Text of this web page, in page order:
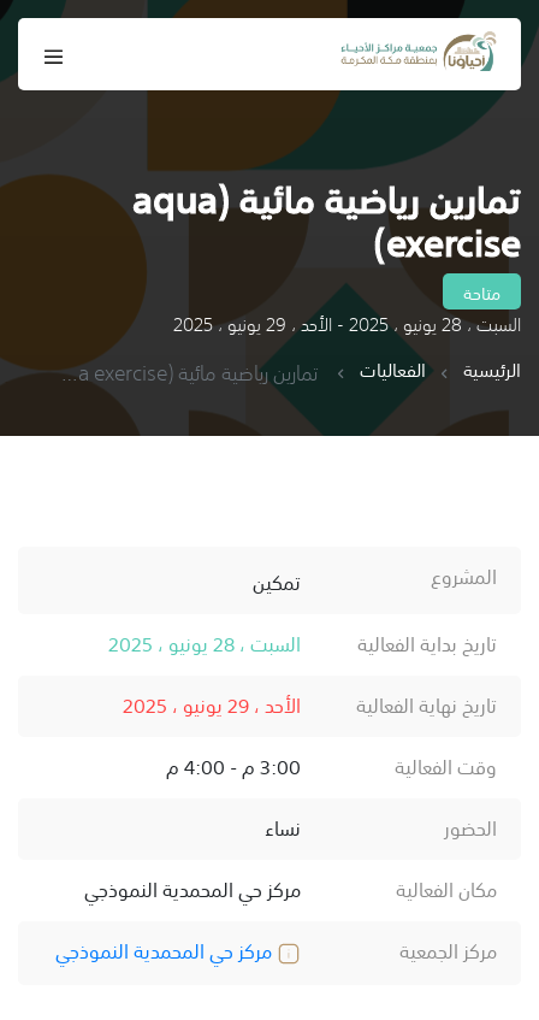
تمارين رياضية مائية (aqua
exercise)
متاحة
السبت ، 28 يونيو ، 2025 - الأحد ، 29 يونيو ، 2025
الرئيسية
الفعاليات تمارين رياضية مائية (aqua exercise)
المشروع
تمكين
تاريخ بداية الفعالية
السبت ، 28 يونيو ، 2025
تاريخ نهاية الفعالية
الأحد ، 29 يونيو ، 2025
وقت الفعالية
3:00 م - 4:00 م
الحضور
نساء
مكان الفعالية
مركز حي المحمدية النموذجي
مركز الجمعية
مركز حي المحمدية النموذجي